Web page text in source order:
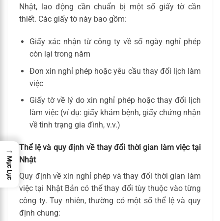
Nhật, lao động cần chuẩn bị một số giấy tờ cần
thiết. Các giấy tờ này bao gồm:
Giấy xác nhận từ công ty về số ngày nghỉ phép
còn lại trong năm
Đơn xin nghỉ phép hoặc yêu cầu thay đổi lịch làm
việc
Giấy tờ về lý do xin nghỉ phép hoặc thay đổi lịch
làm việc (ví dụ: giấy khám bệnh, giấy chứng nhận
về tình trạng gia đình, v.v.)
Thể lệ và quy định về thay đổi thời gian làm việc tại
Nhật
Quy định về xin nghỉ phép và thay đổi thời gian làm
việc tại Nhật Bản có thể thay đổi tùy thuộc vào từng
công ty. Tuy nhiên, thường có một số thể lệ và quy
định chung:
→
Mục Lục